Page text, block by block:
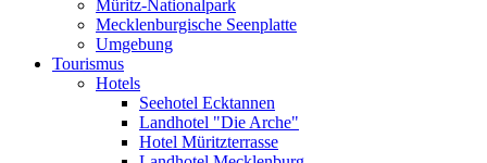
Müritz-Nationalpark
Mecklenburgische Seenplatte
Umgebung
Tourismus
Hotels
Seehotel Ecktannen
Landhotel "Die Arche"
Hotel Müritzterrasse